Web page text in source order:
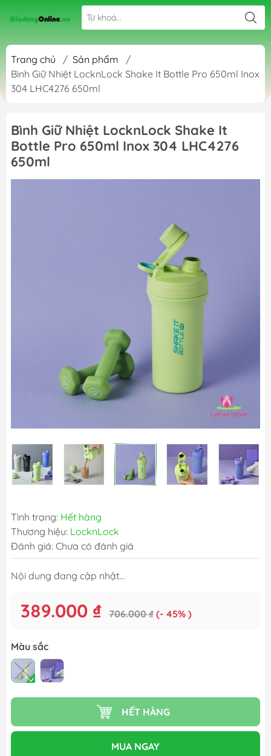
Trang chủ / Sản phẩm
/
Bình Giữ Nhiệt LocknLock Shake It Bottle Pro 650ml Inox
304 LHC4276 650ml
Bình Giữ Nhiệt LocknLock Shake It
Bottle Pro 650ml Inox 304 LHC4276
650ml
Tình trạng: Hết hàng
Thương hiệu: LocknLock
Đánh giá: Chưa có đánh giá
Nội dung đang cập nhật...
389.000 ₫ 706.000 ₫ (- 45% )
Màu sắc
HẾT HÀNG
MUA NGAY